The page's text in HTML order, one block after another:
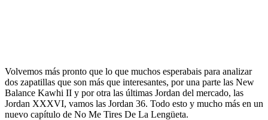
Volvemos más pronto que lo que muchos esperabais para analizar
dos zapatillas que son más que interesantes, por una parte las New
Balance Kawhi II y por otra las últimas Jordan del mercado, las
Jordan XXXVI, vamos las Jordan 36. Todo esto y mucho más en un
nuevo capítulo de No Me Tires De La Lengüeta.